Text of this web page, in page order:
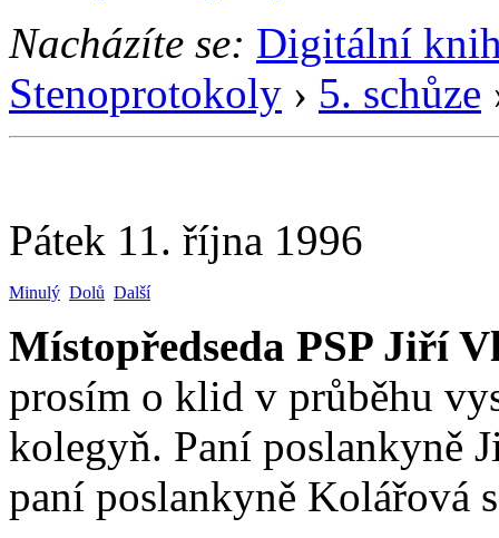
Nacházíte se: Digitální
Stenoprotokoly › 5. schůze
Pátek 11. října 1996
Minulý Dolů Další
Místopředseda PSP Jiří
prosím o klid v průběhu
kolegyň. Paní poslankyně
paní poslankyně Kolářová